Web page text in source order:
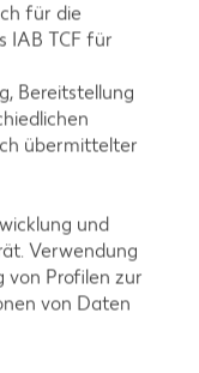
für die
IAB TCF für
Bereitstellung
übermittelter
und
Verwendung
von Profilen zur
von Daten